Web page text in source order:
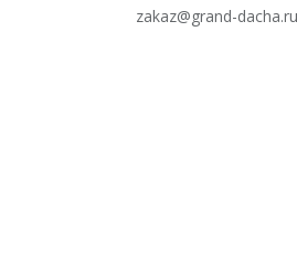
zakaz@grand-dacha.ru